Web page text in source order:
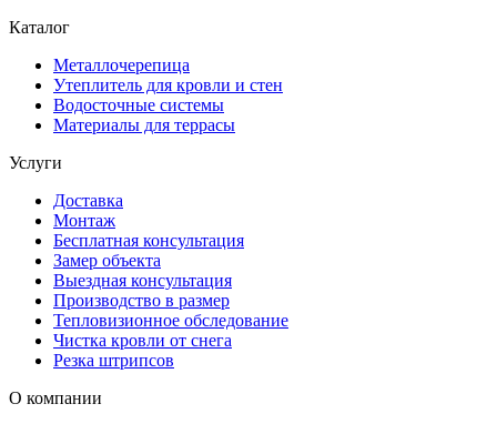
Каталог
Металлочерепица
Утеплитель для кровли и стен
Водосточные системы
Материалы для террасы
Услуги
Доставка
Монтаж
Бесплатная консультация
Замер объекта
Выездная консультация
Производство в размер
Тепловизионное обследование
Чистка кровли от снега
Резка штрипсов
О компании